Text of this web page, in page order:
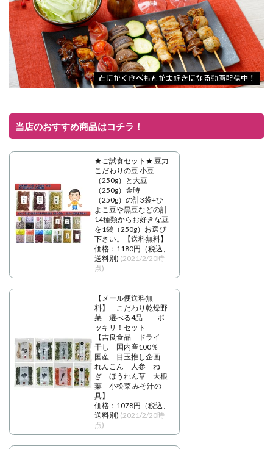
当店のおすすめ商品はコチラ！
★ご試食セット★ 豆力
こだわりの豆 小豆
（250g）と大豆
（250g）金時
（250g）の計3袋+ひ
よこ豆や黒豆などの計
14種類からお好きな豆
を1袋（250g）お選び
下さい。【送料無料】
価格：1180円（税込、
送料別) (2021/2/20時
点)
【メール便送料無
料】 こだわり乾燥野
菜 選べる4品 ポ
ッキリ！セット
【吉良食品 ドライ
干し 国内産100％
国産 目玉推し企画
れんこん 人参 ね
ぎ ほうれん草 大根
葉 小松菜 みそ汁の
具】
価格：1078円（税込、
送料別) (2021/2/20時
点)